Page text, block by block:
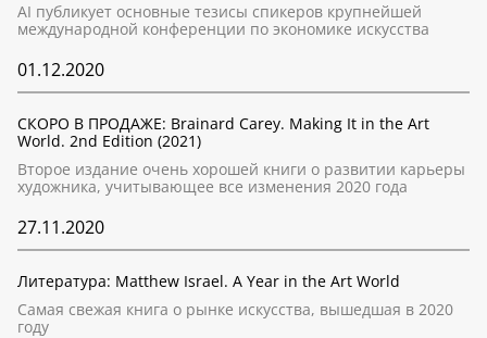
AI публикует основные тезисы спикеров крупнейшей
международной конференции по экономике искусства
01.12.2020
СКОРО В ПРОДАЖЕ: Brainard Carey. Making It in the Art
World. 2nd Edition (2021)
Второе издание очень хорошей книги о развитии карьеры
художника, учитывающее все изменения 2020 года
27.11.2020
Литература: Matthew Israel. A Year in the Art World
Самая свежая книга о рынке искусства, вышедшая в 2020
году